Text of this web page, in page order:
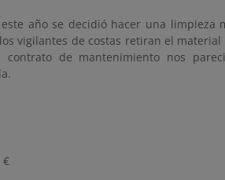
año se decidió hacer una limpieza
vigilantes de costas retiran el
contrato de mantenimiento nos
€